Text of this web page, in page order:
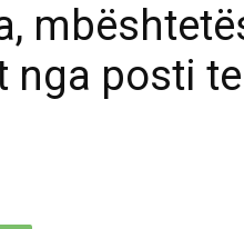
nga posti